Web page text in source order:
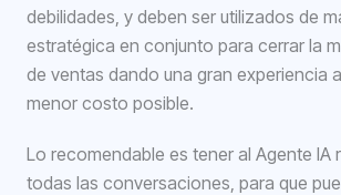
debilidades, y deben ser utilizados de
estratégica en conjunto para cerrar la
de ventas dando una gran experiencia
menor costo posible.
Lo recomendable es tener al Agente IA
todas las conversaciones, para que